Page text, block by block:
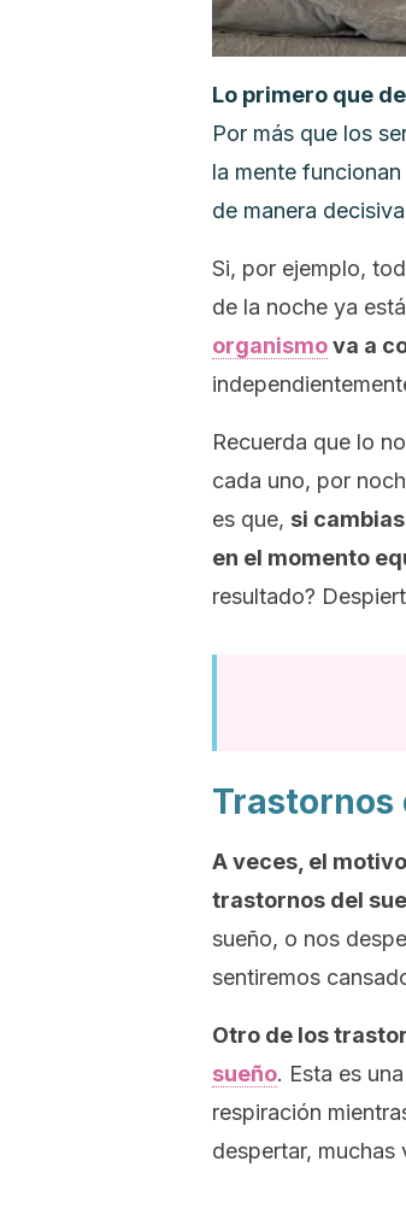
Lo primero que
Por más que los
la mente
de manera
Si, por ejemplo,
de la noche ya
organismova a
Recuerda que lo
cada uno, por
es que, si
en el momento
resultado?
Trastornos
A veces, el
trastornos del
sueño, o nos
sentiremos
Otro de los
sueño. Esta es
respiración
despertar, muchas